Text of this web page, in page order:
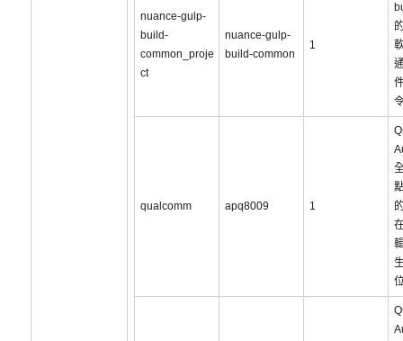
nuance-gulp-
build-
common_proje
ct
nuance-gulp-
build-common
1
qualcomm apq8009 1